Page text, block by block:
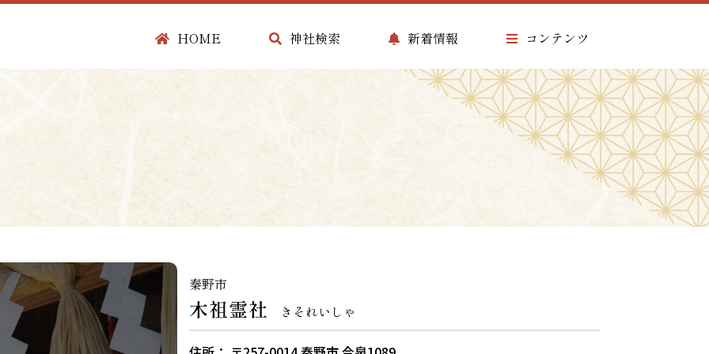
HOME 神社検索 新着情報 コンテンツ
秦野市
木祖霊社 きそれいしゃ